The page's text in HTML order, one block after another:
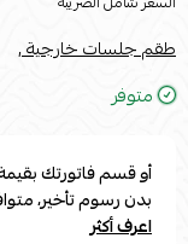
طقم جلسات خارجية ,
متوفر
أو قسم فاتورتك
بدون رسوم تأخير،
اعرف أكثر